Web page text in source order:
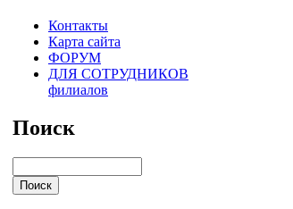
Контакты
Карта сайта
ФОРУМ
ДЛЯ СОТРУДНИКОВ
филиалов
Поиск